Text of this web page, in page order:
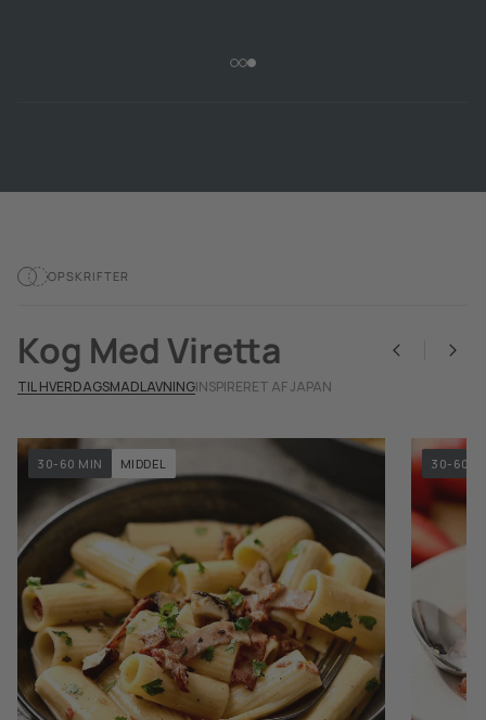
OPSKRIFTER
Kog Med Viretta
TIL HVERDAGSMADLAVNINGINSPIRERET AF JAPAN
30-60 MIN MIDDEL 30-60